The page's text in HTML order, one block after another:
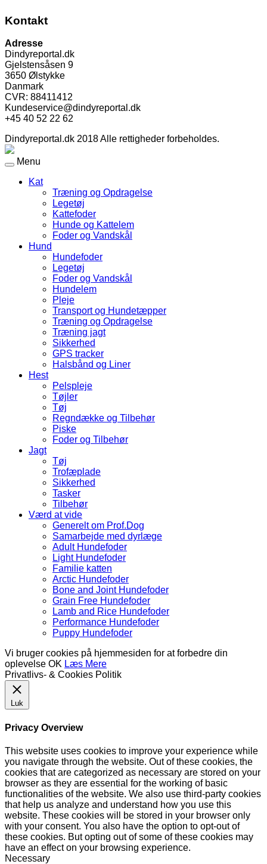
Kontakt
Adresse
Dindyreportal.dk
Gjelstensåsen 9
3650 Ølstykke
Danmark
CVR: 88411412
Kundeservice@dindyreportal.dk
+45 40 52 22 62
Dindyreportal.dk 2018 Alle rettigheder forbeholdes.
Menu
Kat
Træning og Opdragelse
Legetøj
Kattefoder
Hunde og Kattelem
Foder og Vandskål
Hund
Hundefoder
Legetøj
Foder og Vandskål
Hundelem
Pleje
Transport og Hundetæpper
Træning og Opdragelse
Træning jagt
Sikkerhed
GPS tracker
Halsbånd og Liner
Hest
Pelspleje
Tøjler
Tøj
Regndække og Tilbehør
Piske
Foder og Tilbehør
Jagt
Tøj
Trofæplade
Sikkerhed
Tasker
Tilbehør
Værd at vide
Generelt om Prof.Dog
Samarbejde med dyrlæge
Adult Hundefoder
Light Hundefoder
Familie katten
Arctic Hundefoder
Bone and Joint Hundefoder
Grain Free Hundefoder
Lamb and Rice Hundefoder
Performance Hundefoder
Puppy Hundefoder
Vi bruger cookies på hjemmesiden for at forbedre din
oplevelse OK Læs Mere
Privatlivs- & Cookies Politik
Luk
Privacy Overview
This website uses cookies to improve your experience while
you navigate through the website. Out of these cookies, the
cookies that are categorized as necessary are stored on your
browser as they are essential for the working of basic
functionalities of the website. We also use third-party cookies
that help us analyze and understand how you use this
website. These cookies will be stored in your browser only
with your consent. You also have the option to opt-out of
these cookies. But opting out of some of these cookies may
have an effect on your browsing experience.
Necessary